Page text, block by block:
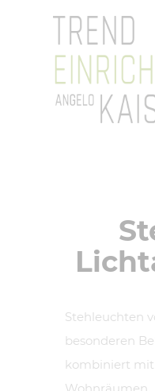
Stehleuchten
besonderen
kombiniert mit